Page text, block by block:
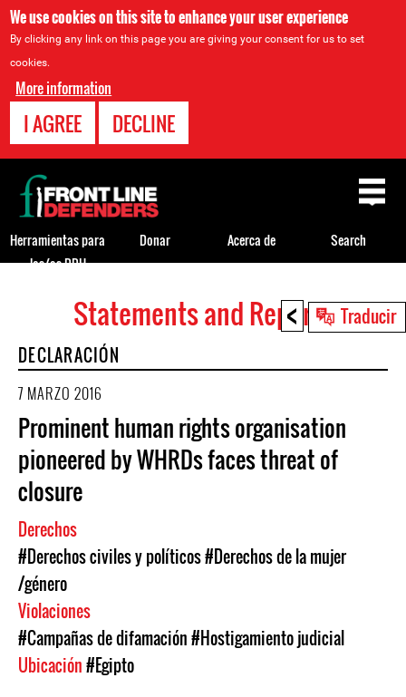
We use cookies on this site to enhance your user experience
By clicking any link on this page you are giving your consent for us to set
cookies.
More information
I AGREE DECLINE
< Traducir
top
Statements and Reports
DECLARACIÓN
7 MARZO 2016
Prominent human rights organisation
pioneered by WHRDs faces threat of
closure
Derechos
#Derechos civiles y políticos#Derechos de la mujer
/género
Violaciones
#Campañas de difamación#Hostigamiento judicial
Ubicación#Egipto
Back
to
top
Herramientas para
los/as DDH
Donar Acerca de Search